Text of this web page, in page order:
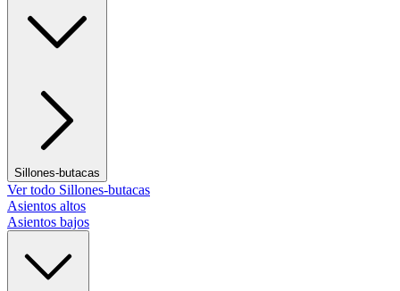
Sillones-butacas
Ver todo Sillones-butacas
Asientos altos
Asientos bajos